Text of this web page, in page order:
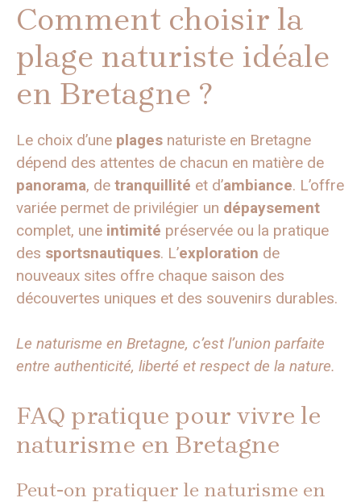
Comment choisir la
plage naturiste idéale
en Bretagne ?
Le choix d’une plages naturiste en Bretagne
dépend des attentes de chacun en matière de
panorama, de tranquillité et d’ambiance. L’offre
variée permet de privilégier un dépaysement
complet, une intimité préservée ou la pratique
des sportsnautiques. L’exploration de
nouveaux sites offre chaque saison des
découvertes uniques et des souvenirs durables.
Le naturisme en Bretagne, c’est l’union parfaite
entre authenticité, liberté et respect de la nature.
FAQ pratique pour vivre le
naturisme en Bretagne
Peut-on pratiquer le naturisme en